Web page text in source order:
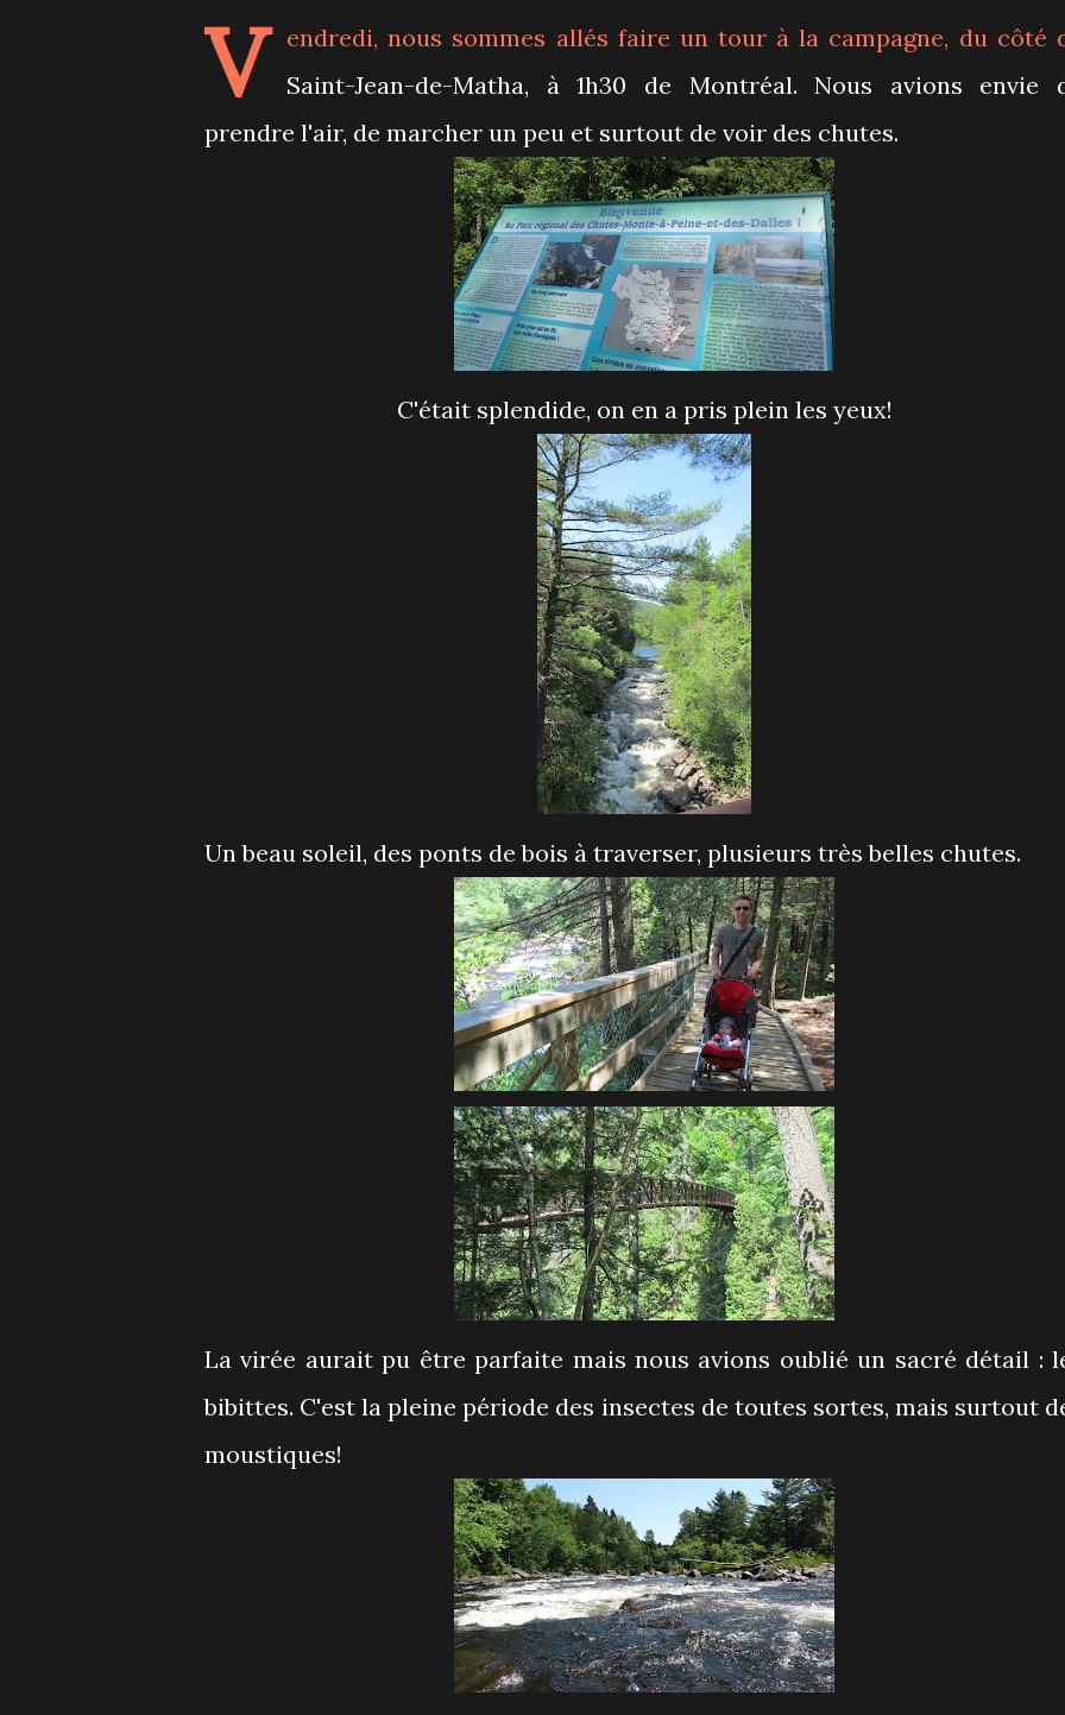
V
endredi, nous sommes allés faire un tour à la campagne, du côté
Saint-Jean-de-Matha, à 1h30 de Montréal. Nous avions envie
prendre l'air, de marcher un peu et surtout de voir des chutes.
C'était splendide, on en a pris plein les yeux!
Un beau soleil, des ponts de bois à traverser, plusieurs très belles chutes.
La virée aurait pu être parfaite mais nous avions oublié un sacré détail :
bibittes. C'est la pleine période des insectes de toutes sortes, mais surtout
moustiques!